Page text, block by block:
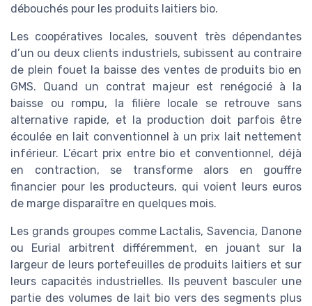
débouchés pour les produits laitiers bio.
Les coopératives locales, souvent très dépendantes
d’un ou deux clients industriels, subissent au contraire
de plein fouet la baisse des ventes de produits bio en
GMS. Quand un contrat majeur est renégocié à la
baisse ou rompu, la filière locale se retrouve sans
alternative rapide, et la production doit parfois être
écoulée en lait conventionnel à un prix lait nettement
inférieur. L’écart prix entre bio et conventionnel, déjà
en contraction, se transforme alors en gouffre
financier pour les producteurs, qui voient leurs euros
de marge disparaître en quelques mois.
Les grands groupes comme Lactalis, Savencia, Danone
ou Eurial arbitrent différemment, en jouant sur la
largeur de leurs portefeuilles de produits laitiers et sur
leurs capacités industrielles. Ils peuvent basculer une
partie des volumes de lait bio vers des segments plus